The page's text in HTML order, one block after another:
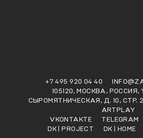
+7 495 920 04 40
105120, МОСКВА,
СЫРОМЯТНИЧЕСКАЯ, Д. 10, СТР.
ARTPLAY
VKONTAKTE
TELEGRAM
DK | PROJECT
DK | HOME